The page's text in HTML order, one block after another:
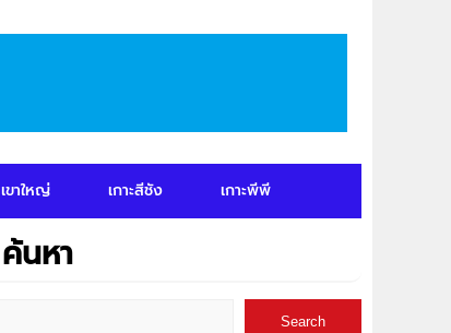
เขาใหญ่ เกาะสีชัง เกาะพีพี
ค้นหา
Search